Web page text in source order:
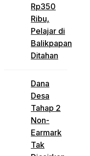
Rp350
Ribu,
Pelajar di
Balikpapan
Ditahan
Dana
Desa
Tahap 2
Non-
Earmark
Tak